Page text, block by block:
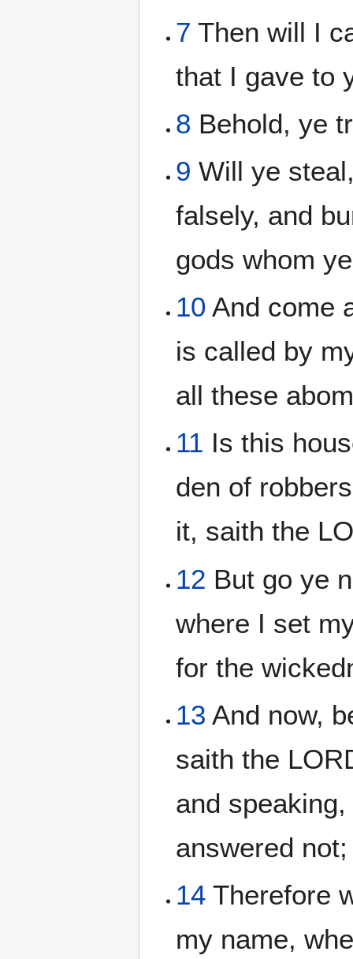
7 Then will I
that I gave to
8 Behold, ye
9 Will ye
falsely, and
gods whom
10 And come
is called by
all these
11 Is this
den of
it, saith the
12 But go ye
where I set
for the
13 And now,
saith the
and
answered not;
14 Therefore
my name,